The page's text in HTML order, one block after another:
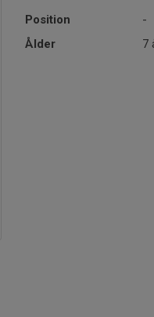
Position
-
Ålder
7